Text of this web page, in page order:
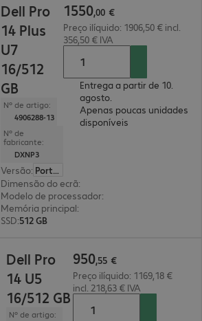
Dell Pro
14 Plus
U7
16/512
GB
Nº de artigo:
4906288-13
Nº de
fabricante:
DXNP3
Versão:
Português
Dimensão do ecrã:
Modelo de processador:
Memória principal:
SSD:512 GB
1550,00 €
Preço ilíquido: 1906,50 € incl.
356,50 € IVA
Entrega a partir de 10.
agosto.
Apenas poucas unidades
disponíveis
Dell Pro
14 U5
16/512 GB
Nº de artigo:
950,55 €
Preço ilíquido: 1169,18 €
incl. 218,63 € IVA